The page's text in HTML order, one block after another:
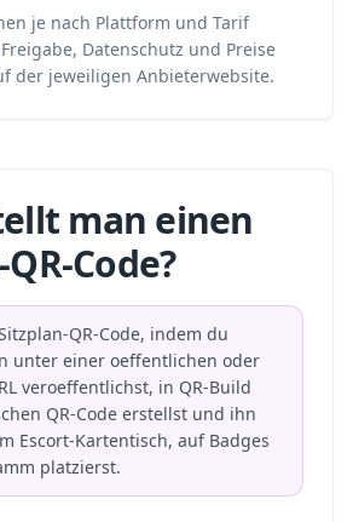
je nach Plattform und Tarif
Datenschutz und Preise
der jeweiligen Anbieterwebsite.
man einen
Code?
QR-Code, indem du
unter einer oeffentlichen oder
veroeffentlichst, in QR-Build
QR-Code erstellst und ihn
Escort-Kartentisch, auf Badges
platzierst.